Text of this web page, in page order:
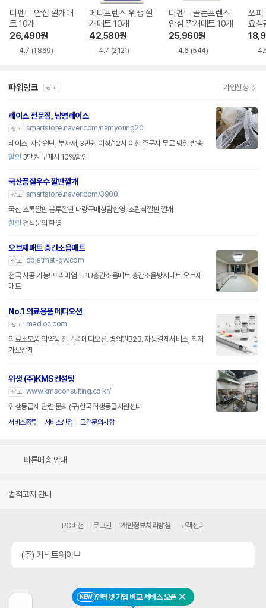
NEW 인터넷 가입 비교 서비스 오픈 닫기
디펜드 안심 깔개매
트 10개
26,490원
4.7 (1,869)
메디프렌즈 위생 깔
개매트 10개
42,580원
4.7 (2,121)
디펜드 골든프렌즈
안심 깔개매트 10개
25,960원
4.6 (544)
쏘피
요실
22개
파워링크 광고 가입신청
레이스 전문점, 남영레이스
광고 smartstore.naver.com/namyoung20
레이스, 자수원단, 부자재, 3만원 이상/12시 이전 주문시 무료 당일 발송
할인 3만원 구매시 10%할인
국산품질우수 깔판깔개
광고 smartstore.naver.com/3900
국산 초록깔판 블루깔판 대량구매상담환영, 조립식깔판,깔개
할인 견적문의 환영
오브제매트 층간소음매트
광고
objetmat-gw.com
전국 시공 가능! 프리미엄 TPU층간소음매트 층간소음방지매트 오브제
매트
No.1 의료용품 메디오션
광고
medioc.com
의료소모품 의약품 전문몰 메디오션. 병의원B2B. 자동결제서비스, 최저
가보상제
위생 (주)KMS컨설팅
광고 www.kmsconsulting.co.kr/
위생등급제 관련 문의 (구)한국위생등급지원센터
서비스종류 서비스신청 고객문의사항
빠른배송 안내
법적고지 안내
PC버전 로그인 개인정보처리방침 고객센터
(주) 커넥트웨이브